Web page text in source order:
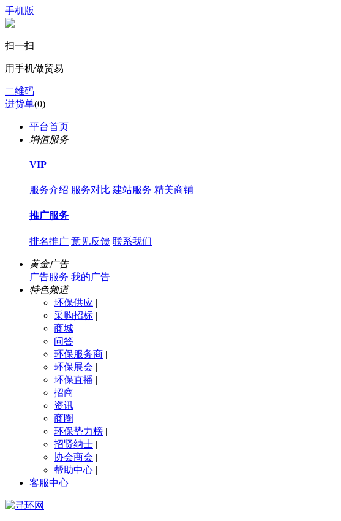
手机版
扫一扫
用手机做贸易
二维码
进货单(0)
平台首页
增值服务
VIP
服务介绍 服务对比 建站服务 精美商铺
推广服务
排名推广 意见反馈 联系我们
黄金广告
广告服务 我的广告
特色频道
环保供应 |
采购招标 |
商城 |
问答 |
环保服务商 |
环保展会 |
环保直播 |
招商 |
资讯 |
商圈 |
环保势力榜 |
招贤纳士 |
协会商会 |
帮助中心 |
客服中心